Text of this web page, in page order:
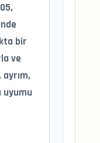
bir
ve
uyumu